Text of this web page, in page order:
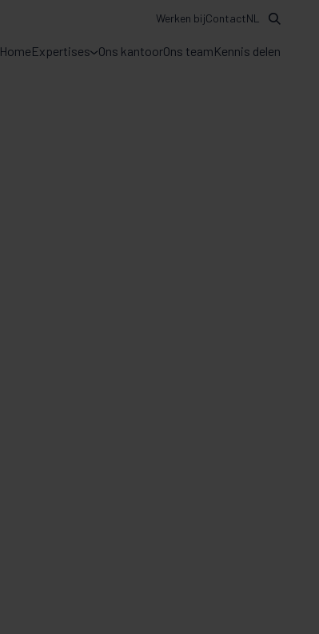
HomeExpertises Ons kantoorOns teamKennis delen
Werken bijContactNL